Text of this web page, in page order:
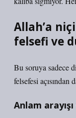
Allah’a
felsefi ve
Bu soruya sadece
felsefesi açısından
Anlam